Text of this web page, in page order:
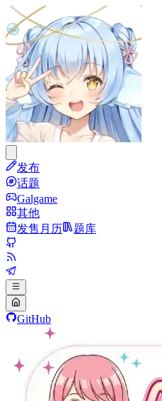
发布
话题
Galgame
其他
发售月历
题库
GitHub